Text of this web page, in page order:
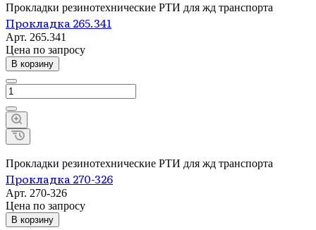
Прокладки резинотехнические РТИ для жд транспорта
Прокладка 265.341
Арт. 265.341
Цена по запросу
В корзину
Прокладки резинотехнические РТИ для жд транспорта
Прокладка 270-326
Арт. 270-326
Цена по запросу
В корзину